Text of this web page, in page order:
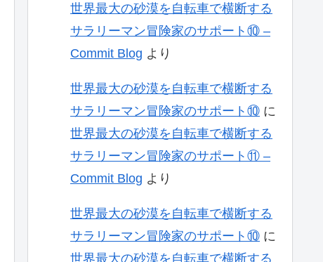
世界最大の砂漠を自転車で横断する
サラリーマン冒険家のサポート⑩ –
Commit Blog より
世界最大の砂漠を自転車で横断する
サラリーマン冒険家のサポート⑩ に
世界最大の砂漠を自転車で横断する
サラリーマン冒険家のサポート⑪ –
Commit Blog より
世界最大の砂漠を自転車で横断する
サラリーマン冒険家のサポート⑩ に
世界最大の砂漠を自転車で横断する